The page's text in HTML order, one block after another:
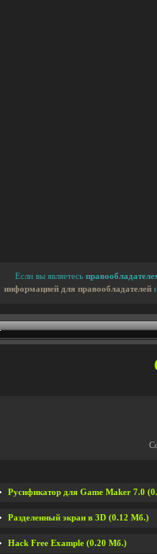
Если вы являетесь
информацией для правообладателей
Русификатор для Game Maker 7.0
Разделенный экран в 3D (0.12 Мб.)
Hack Free Example (0.20 Мб.)